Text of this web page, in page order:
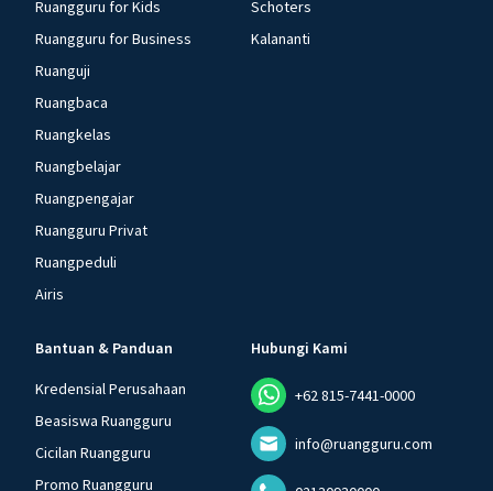
Ruangguru for Kids
Ruangguru for Business
Ruanguji
Ruangbaca
Ruangkelas
Ruangbelajar
Ruangpengajar
Ruangguru Privat
Ruangpeduli
Airis
Schoters
Kalananti
Bantuan & Panduan
Kredensial Perusahaan
Beasiswa Ruangguru
Cicilan Ruangguru
Promo Ruangguru
Hubungi Kami
+62 815-7441-0000
info@ruangguru.com